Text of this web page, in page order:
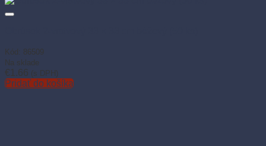
Kód: 86509
Na sklade
€1.66 (s DPH)
Pridať do košíka